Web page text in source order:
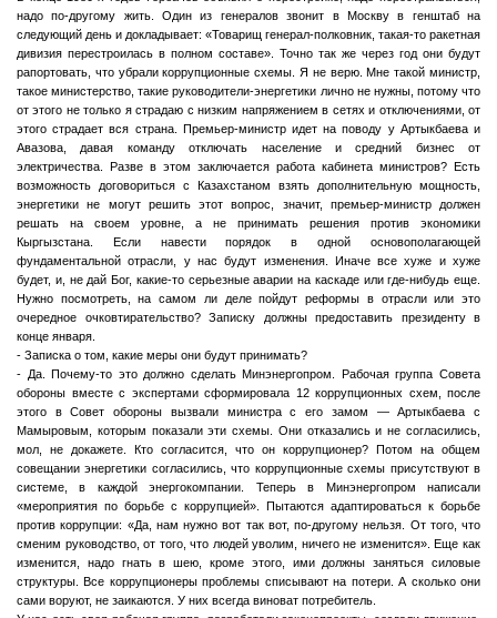
надо по-другому жить. Один из генералов звонит в Москву в генштаб на
следующий день и докладывает: «Товарищ генерал-полковник, такая-то ракетная
дивизия перестроилась в полном составе». Точно так же через год они будут
рапортовать, что убрали коррупционные схемы. Я не верю. Мне такой министр,
такое министерство, такие руководители-энергетики лично не нужны, потому что
от этого не только я страдаю с низким напряжением в сетях и отключениями, от
этого страдает вся страна. Премьер-министр идет на поводу у Артыкбаева и
Авазова, давая команду отключать население и средний бизнес от
электричества. Разве в этом заключается работа кабинета министров? Есть
возможность договориться с Казахстаном взять дополнительную мощность,
энергетики не могут решить этот вопрос, значит, премьер-министр должен
решать на своем уровне, а не принимать решения против экономики
Кыргызстана. Если навести порядок в одной основополагающей
фундаментальной отрасли, у нас будут изменения. Иначе все хуже и хуже
будет, и, не дай Бог, какие-то серьезные аварии на каскаде или где-нибудь еще.
Нужно посмотреть, на самом ли деле пойдут реформы в отрасли или это
очередное очковтирательство? Записку должны предоставить президенту в
конце января.
- Записка о том, какие меры они будут принимать?
- Да. Почему-то это должно сделать Минэнергопром. Рабочая группа Совета
обороны вместе с экспертами сформировала 12 коррупционных схем, после
этого в Совет обороны вызвали министра с его замом — Артыкбаева с
Мамыровым, которым показали эти схемы. Они отказались и не согласились,
мол, не докажете. Кто согласится, что он коррупционер? Потом на общем
совещании энергетики согласились, что коррупционные схемы присутствуют в
системе, в каждой энергокомпании. Теперь в Минэнергопром написали
«мероприятия по борьбе с коррупцией». Пытаются адаптироваться к борьбе
против коррупции: «Да, нам нужно вот так вот, по-другому нельзя. От того, что
сменим руководство, от того, что людей уволим, ничего не изменится». Еще как
изменится, надо гнать в шею, кроме этого, ими должны заняться силовые
структуры. Все коррупционеры проблемы списывают на потери. А сколько они
сами воруют, не заикаются. У них всегда виноват потребитель.